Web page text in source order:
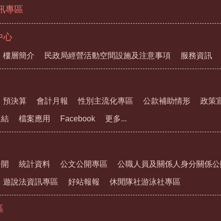
專區
心
樓層簡介 民政局經營活動空間設施及注意事項 服務資訊
預決算 會計月報 性別主流化專區 公款補助情形 政策
檔案應用 Facebook 更多...
統計資料 公文公開專區 公職人員及關係人身分關係
遊說法資訊專區 好站報報 休閒隊社游泳社專區